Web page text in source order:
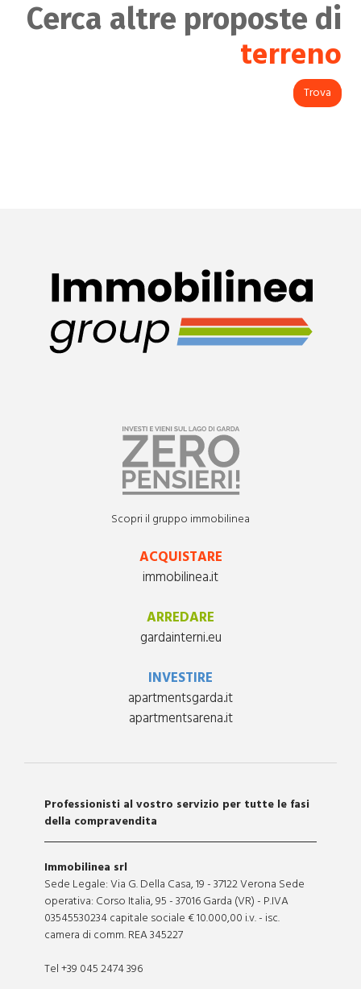
Cerca altre proposte di
terreno
Trova
Professionisti al vostro servizio per tutte le fasi
della compravendita
Immobilinea srl
Sede Legale: Via G. Della Casa, 19 - 37122 Verona Sede
operativa: Corso Italia, 95 - 37016 Garda (VR) - P.IVA
03545530234 capitale sociale € 10.000,00 i.v. - isc.
camera di comm. REA 345227
Tel +39 045 2474 396
Scopri il gruppo immobilinea
ACQUISTARE
immobilinea.it
ARREDARE
gardainterni.eu
INVESTIRE
apartmentsgarda.it
apartmentsarena.it